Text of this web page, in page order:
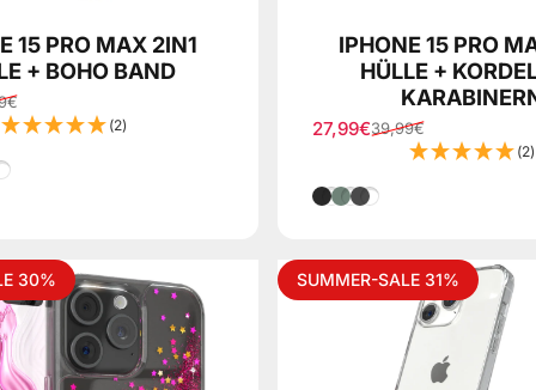
15 PRO MAX 2IN1
+ BOHO BAND
(2)
Beige Braun
IPHONE 15 PRO
HÜLLE +
Verkaufspreis
27,99€
Normaler Preis
39,99€
(2)
Schwarz
Dunkelgrün
Grau
30% SUMMER-SALE 31%